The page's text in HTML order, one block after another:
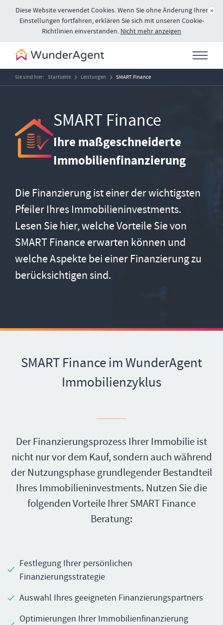
×
Diese Website verwendet Cookies. Wenn Sie ohne Änderung Ihrer
Einstellungen fortfahren, erklären Sie sich mit unseren Cookie-
Richtlinien einverstanden. Nicht mehr anzeigen
Sie sind hier: Startseite Leistungen SMART Finance
SMART Finance
Ihre maßgeschneiderte
Immobilienfinanzierung
Die Finanzierung ist einer der wichtigsten
Pfeiler Ihres Immobilieninvestments.
Lesen Sie hier, welche Vorteile Sie von
SMART Finance erwarten können und
welche Aspekte bei einer Finanzierung zu
berücksichtigen sind.
SMART Finance im WunderAgent
Immobilienzyklus
Der Finanzierungsprozess Ihrer Immobilie ist
nicht nur vor dem Kauf, sondern auch während
der Nutzungsphase grundlegender Bestandteil
Ihres Immobilieninvestments. Nutzen Sie die
folgenden Vorteile Ihrer SMART Finance
Beratung:
Festlegung Ihrer persönlichen
Finanzierungsstrategie
Auswahl Ihres geeigneten Finanzierungspartners
Optimierungen Ihrer Immobilienfinanzierung